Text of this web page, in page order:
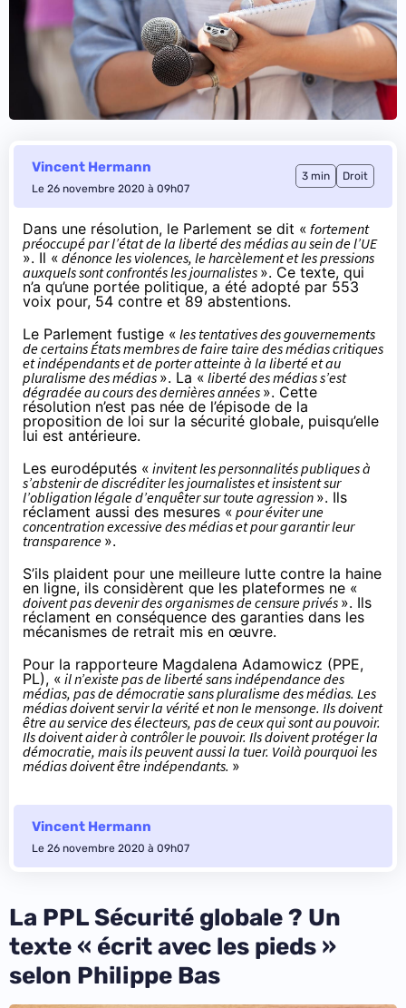
Vincent Hermann
Le 26 novembre 2020 à 09h07
3 min Droit
Dans une résolution, le Parlement se dit « fortement
préoccupé par l’état de la liberté des médias au sein de l’UE
». Il « dénonce les violences, le harcèlement et les pressions
auxquels sont confrontés les journalistes ». Ce texte, qui
n’a qu’une portée politique, a été adopté par 553
voix pour, 54 contre et 89 abstentions.
Le Parlement fustige « les tentatives des gouvernements
de certains États membres de faire taire des médias critiques
et indépendants et de porter atteinte à la liberté et au
pluralisme des médias ». La « liberté des médias s’est
dégradée au cours des dernières années ». Cette
résolution n’est pas née de l’épisode de la
proposition de loi sur la sécurité globale, puisqu’elle
lui est antérieure.
Les eurodéputés « invitent les personnalités publiques à
s’abstenir de discréditer les journalistes et insistent sur
l’obligation légale d’enquêter sur toute agression ». Ils
réclament aussi des mesures « pour éviter une
concentration excessive des médias et pour garantir leur
transparence ».
S’ils plaident pour une meilleure lutte contre la haine
en ligne, ils considèrent que les plateformes ne «
doivent pas devenir des organismes de censure privés ». Ils
réclament en conséquence des garanties dans les
mécanismes de retrait mis en œuvre.
Pour la rapporteure Magdalena Adamowicz (PPE,
PL), « il n’existe pas de liberté sans indépendance des
médias, pas de démocratie sans pluralisme des médias. Les
médias doivent servir la vérité et non le mensonge. Ils doivent
être au service des électeurs, pas de ceux qui sont au pouvoir.
Ils doivent aider à contrôler le pouvoir. Ils doivent protéger la
démocratie, mais ils peuvent aussi la tuer. Voilà pourquoi les
médias doivent être indépendants. »
Vincent Hermann
Le 26 novembre 2020 à 09h07
La PPL Sécurité globale ? Un
texte « écrit avec les pieds »
selon Philippe Bas